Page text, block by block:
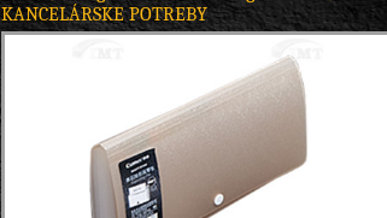
KANCELÁRSKE POTREBY